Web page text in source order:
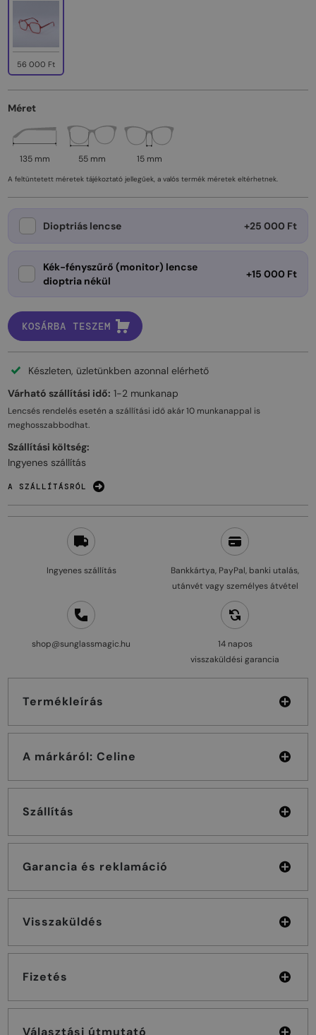
Ingyenes szállítás
Bankkártya, PayPal, banki utalás,
utánvét vagy személyes átvétel
shop@sunglassmagic.hu
14 napos
visszaküldési garancia
Termékleírás
A márkáról: Celine
Szállítás
Garancia és reklamáció
Visszaküldés
Fizetés
Választási útmutató
56 000 Ft
Méret
135 mm 55 mm 15 mm
A feltüntetett méretek tájékoztató jellegűek, a valós termék méretek eltérhetnek.
Dioptriás lencse +25 000 Ft
Kék-fényszűrő (monitor) lencse
dioptria nékül
+15 000 Ft
KOSÁRBA TESZEM
Készleten, üzletünkben azonnal elérhető
Várható szállítási idő: 1-2 munkanap
Lencsés rendelés esetén a szállítási idő akár10 munkanappal is
meghosszabbodhat.
Szállítási költség:
Ingyenes szállítás
A SZÁLLÍTÁSRÓL